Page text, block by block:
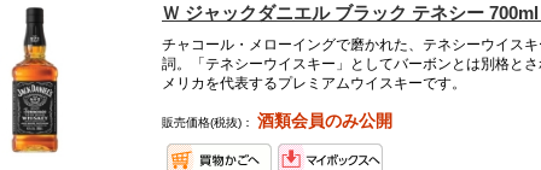
Ｗ ジャックダニエル ブラック テネシー
チャコール・メローイングで磨かれた、テネシーウイス
詞。「テネシーウイスキー」としてバーボンとは別格と
メリカを代表するプレミアムウイスキーです。
販売価格(税抜)： 酒類会員のみ公開